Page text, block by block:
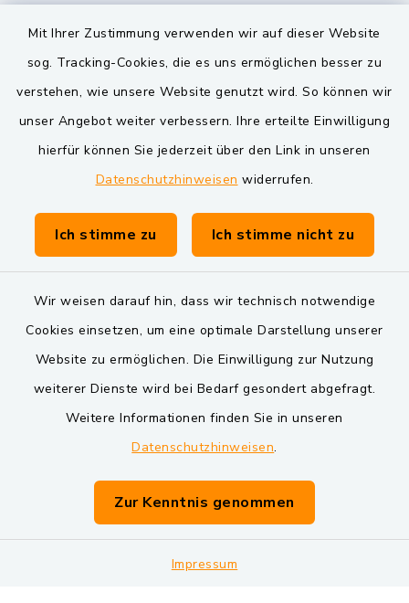
Mit Ihrer Zustimmung verwenden wir auf dieser Website
sog. Tracking-Cookies, die es uns ermöglichen besser zu
verstehen, wie unsere Website genutzt wird. So können wir
unser Angebot weiter verbessern. Ihre erteilte Einwilligung
hierfür können Sie jederzeit über den Link in unseren
Datenschutzhinweisen widerrufen.
Ich stimme zu Ich stimme nicht zu
Wir weisen darauf hin, dass wir technisch notwendige
Cookies einsetzen, um eine optimale Darstellung unserer
Website zu ermöglichen. Die Einwilligung zur Nutzung
weiterer Dienste wird bei Bedarf gesondert abgefragt.
Weitere Informationen finden Sie in unseren
Datenschutzhinweisen.
Zur Kenntnis genommen
Impressum
Landkreis Schwandorf
VG und Gemeinden
Markt Schwarzenfeld
Gemeinde Schwarzach bei Nabburg
Verwaltungsgemeinschaft Schwarzenfeld
Barrierefreiheit
Impressum
Sitemap